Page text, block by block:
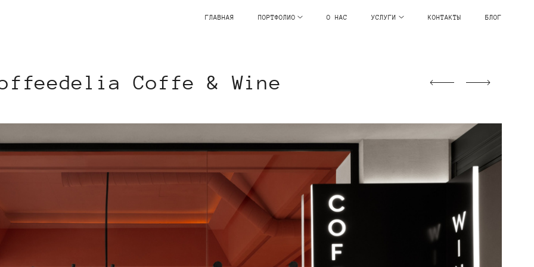
ГЛАВНАЯ ПОРТФОЛИО О НАС УСЛУГИ КОНТАКТЫ БЛОГ
Coffe & Wine